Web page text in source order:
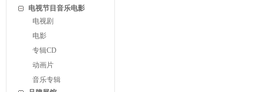
电视节目音乐电影
电视剧
电影
专辑CD
动画片
音乐专辑